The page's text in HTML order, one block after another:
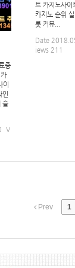
트 카지노사이
카지노 순위
롯 커뮤...
Date
iews 211
중
이
인
슬
V
Prev 1